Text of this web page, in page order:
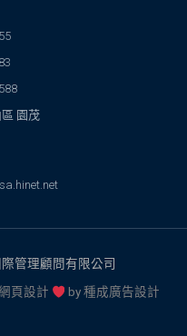
園茂
管理顧問有限公司
頁設計
by種成廣告設計